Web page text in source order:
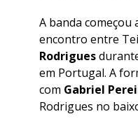
A banda
encontro entre
Rodrigues
em Portugal. A
com Gabriel
Rodrigues no